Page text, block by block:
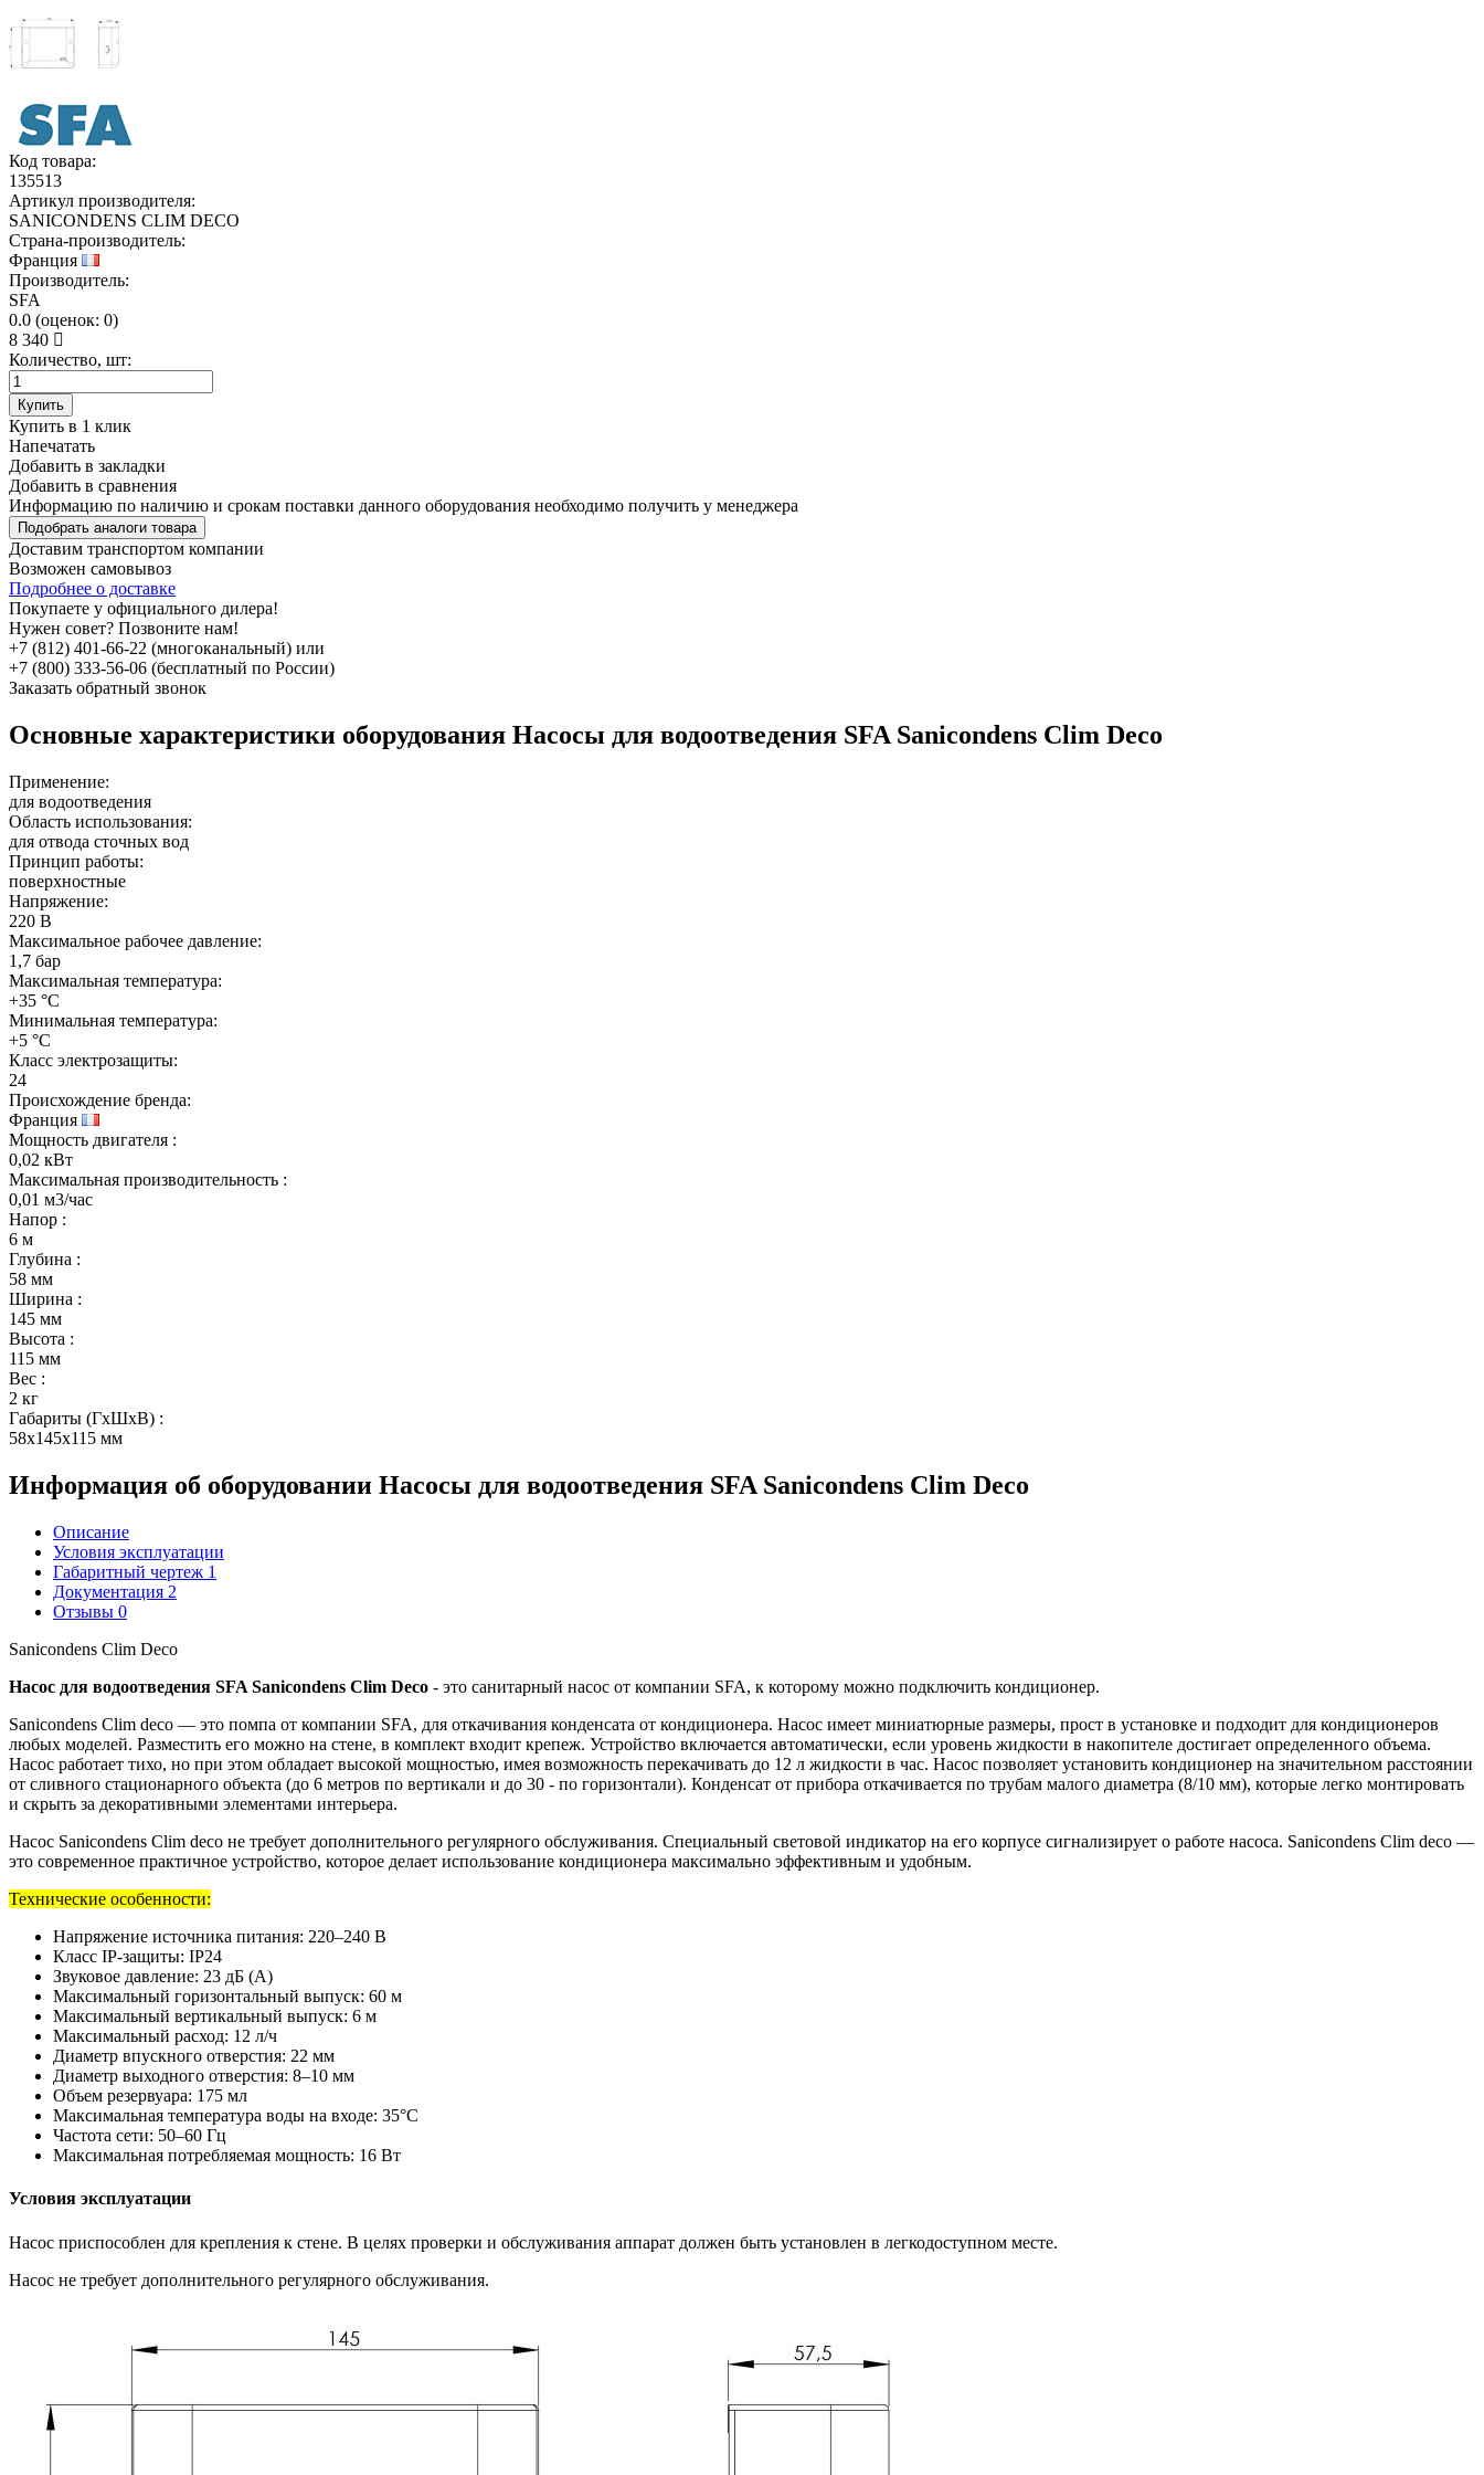
Код товара:
135513
Артикул производителя:
SANICONDENS CLIM DECO
Страна-производитель:
Франция
Производитель:
SFA
0.0 (оценок: 0)
8 340
Количество, шт:
Купить
Купить в 1 клик
Напечатать
Добавить в закладки
Добавить в сравнения
Информацию по наличию и срокам поставки данного оборудования необходимо получить у менеджера
Подобрать аналоги товара
Доставим транспортом компании
Возможен самовывоз
Подробнее о доставке
Покупаете у официального дилера!
Нужен совет? Позвоните нам!
+7 (812) 401-66-22 (многоканальный) или
+7 (800) 333-56-06 (бесплатный по России)
Заказать обратный звонок
Основные характеристики оборудования Насосы для водоотведения SFA Sanicondens Clim Deco
Применение:
для водоотведения
Область использования:
для отвода сточных вод
Принцип работы:
поверхностные
Напряжение:
220 В
Максимальное рабочее давление:
1,7 бар
Максимальная температура:
+35 °C
Минимальная температура:
+5 °C
Класс электрозащиты:
24
Происхождение бренда:
Франция
Мощность двигателя :
0,02 кВт
Максимальная производительность :
0,01 м3/час
Напор :
6 м
Глубина :
58 мм
Ширина :
145 мм
Высота :
115 мм
Вес :
2 кг
Габариты (ГхШхВ) :
58x145x115 мм
Информация об оборудовании Насосы для водоотведения SFA Sanicondens Clim Deco
Описание
Условия эксплуатации
Габаритный чертеж 1
Документация 2
Отзывы 0
Sanicondens Clim Deco
Насос для водоотведения SFA Sanicondens Clim Deco - это санитарный насос от компании SFA, к которому можно подключить кондиционер.
Sanicondens Clim deco — это помпа от компании SFA, для откачивания конденсата от кондиционера. Насос имеет миниатюрные размеры, прост в установке и подходит для кондиционеров
любых моделей. Разместить его можно на стене, в комплект входит крепеж. Устройство включается автоматически, если уровень жидкости в накопителе достигает определенного объема.
Насос работает тихо, но при этом обладает высокой мощностью, имея возможность перекачивать до 12 л жидкости в час. Насос позволяет установить кондиционер на значительном расстоянии
от сливного стационарного объекта (до 6 метров по вертикали и до 30 - по горизонтали). Конденсат от прибора откачивается по трубам малого диаметра (8/10 мм), которые легко монтировать
и скрыть за декоративными элементами интерьера.
Насос Sanicondens Clim deco не требует дополнительного регулярного обслуживания. Специальный световой индикатор на его корпусе сигнализирует о работе насоса. Sanicondens Clim deco —
это современное практичное устройство, которое делает использование кондиционера максимально эффективным и удобным.
Технические особенности:
Напряжение источника питания: 220–240 В
Класс IP-защиты: IP24
Звуковое давление: 23 дБ (А)
Максимальный горизонтальный выпуск: 60 м
Максимальный вертикальный выпуск: 6 м
Максимальный расход: 12 л/ч
Диаметр впускного отверстия: 22 мм
Диаметр выходного отверстия: 8–10 мм
Объем резервуара: 175 мл
Максимальная температура воды на входе: 35°C
Частота сети: 50–60 Гц
Максимальная потребляемая мощность: 16 Вт
Условия эксплуатации
Насос приспособлен для крепления к стене. В целях проверки и обслуживания аппарат должен быть установлен в легкодоступном месте.
Насос не требует дополнительного регулярного обслуживания.